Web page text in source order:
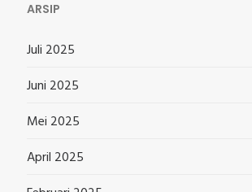
ARSIP
Juli 2025
Juni 2025
Mei 2025
April 2025